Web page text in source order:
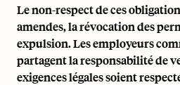
Le non-respect de ces
amendes, la révocation des
expulsion. Les employeurs
partagent la responsabilité de
exigences légales soient